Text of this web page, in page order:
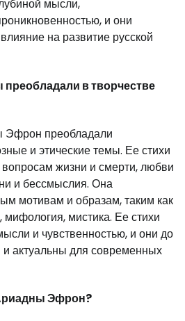
мысли,
и они
на развитие русской
в творчестве
Эфрон преобладали
и этические темы. Ее стихи
жизни и смерти, любви
и бессмыслия. Она
мотивам и образам, таким как
мистика. Ее стихи
и чувственностью, и они до
актуальны для современных
Эфрон?